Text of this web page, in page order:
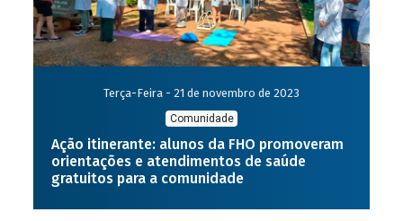
Terça-Feira - 21 de novembro de 2023
Comunidade
Ação itinerante: alunos da FHO promoveram
orientações e atendimentos de saúde
gratuitos para a comunidade